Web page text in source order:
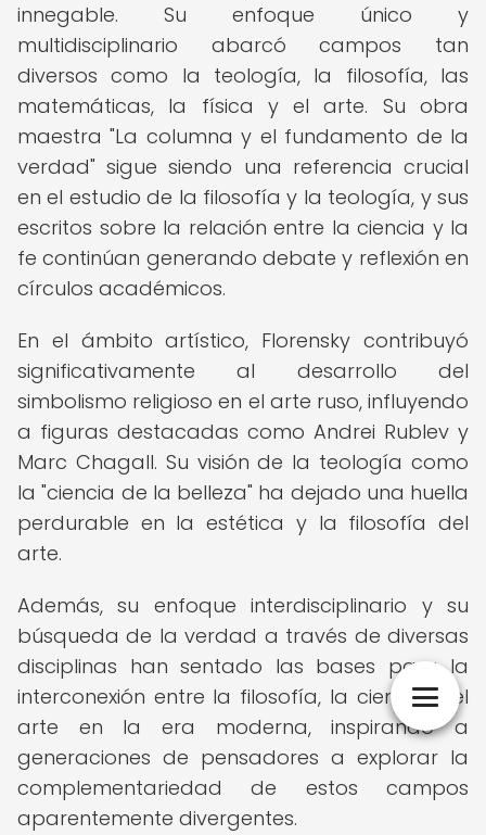
innegable. Su enfoque único y
multidisciplinario abarcó campos tan
diversos como la teología, la filosofía, las
matemáticas, la física y el arte. Su obra
maestra "La columna y el fundamento de la
verdad" sigue siendo una referencia crucial
en el estudio de la filosofía y la teología, y sus
escritos sobre la relación entre la ciencia y la
fe continúan generando debate y reflexión en
círculos académicos.
En el ámbito artístico, Florensky contribuyó
significativamente al desarrollo del
simbolismo religioso en el arte ruso, influyendo
a figuras destacadas como Andrei Rublev y
Marc Chagall. Su visión de la teología como
la "ciencia de la belleza" ha dejado una huella
perdurable en la estética y la filosofía del
arte.
Además, su enfoque interdisciplinario y su
búsqueda de la verdad a través de diversas
disciplinas han sentado las bases para la
interconexión entre la filosofía, la ciencia y el
arte en la era moderna, inspirando a
generaciones de pensadores a explorar la
complementariedad de estos campos
aparentemente divergentes.